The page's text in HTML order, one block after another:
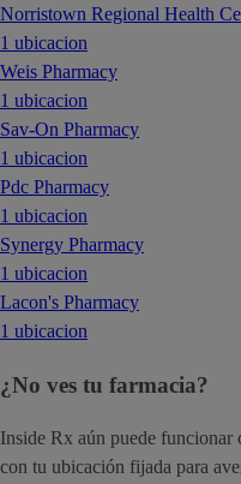
Norristown Regional Health
1 ubicacion
Weis Pharmacy
1 ubicacion
Sav-On Pharmacy
1 ubicacion
Pdc Pharmacy
1 ubicacion
Synergy Pharmacy
1 ubicacion
Lacon's Pharmacy
1 ubicacion
¿No ves tu farmacia?
Inside Rx aún puede funcionar
con tu ubicación fijada para